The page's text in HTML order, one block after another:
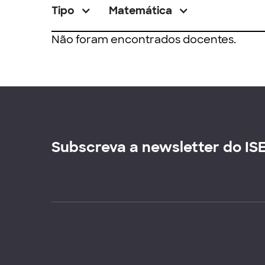
Tipo Matemática
Não foram encontrados docentes.
Subscreva a newsletter do